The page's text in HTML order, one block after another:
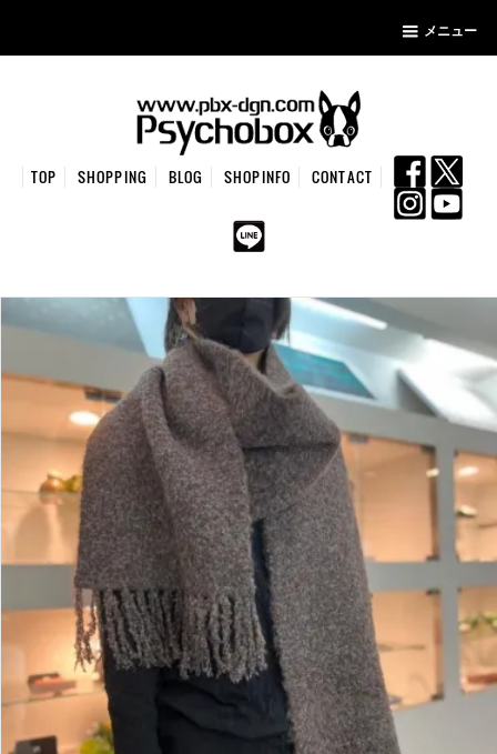
メニュー
TOP SHOPPING BLOG SHOPINFO CONTACT